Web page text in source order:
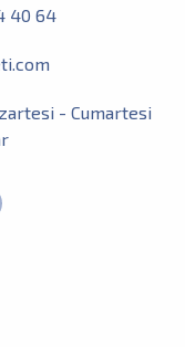
40 64
- Cumartesi